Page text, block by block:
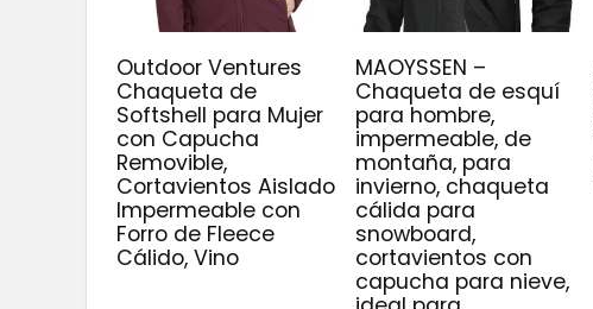
Outdoor Ventures
Chaqueta de
Softshell para Mujer
con Capucha
Removible,
Cortavientos Aislado
Impermeable con
Forro de Fleece
Cálido, Vino
MAOYSSEN –
Chaqueta de esquí
para hombre,
impermeable, de
montaña, para
invierno, chaqueta
cálida para
snowboard,
cortavientos con
capucha para nieve,